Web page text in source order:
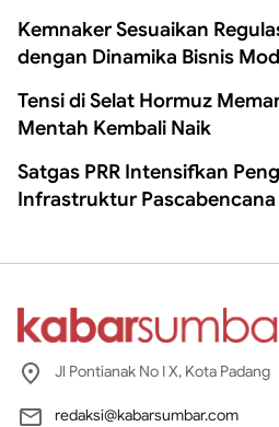
Kemnaker Sesuaikan
dengan Dinamika Bisnis
Tensi di Selat Hormuz
Mentah Kembali Naik
Satgas PRR Intensifkan
Infrastruktur Pascabencana
Jl Pontianak No I X, Kota Padang
redaksi@kabarsumbar.com